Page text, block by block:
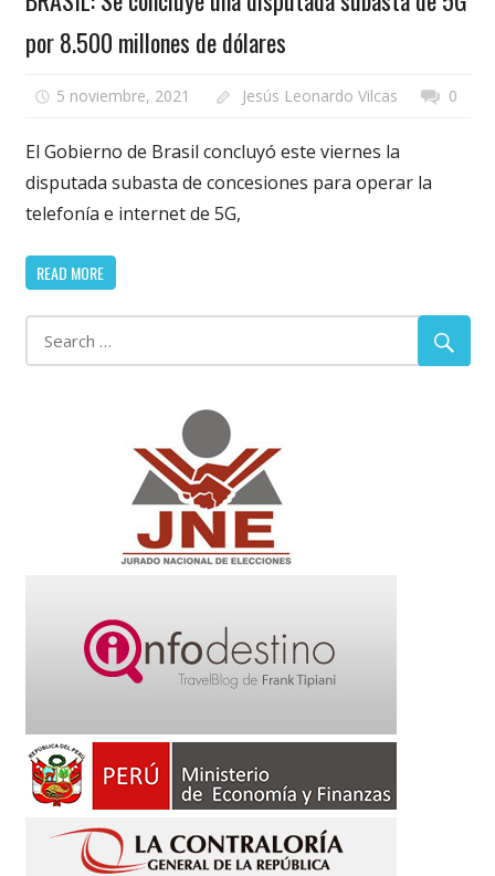
por 8.500 millones de dólares
5 noviembre, 2021 Jesús Leonardo Vilcas 0
El Gobierno de Brasil concluyó este viernes la
disputada subasta de concesiones para operar la
telefonía e internet de 5G,
READ MORE